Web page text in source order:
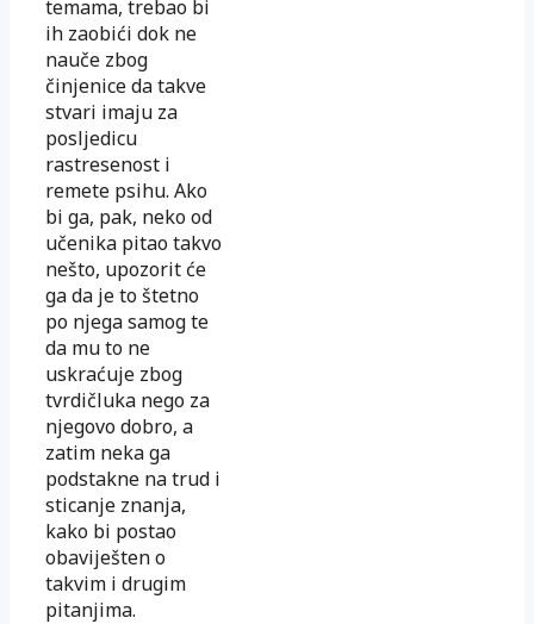
temama, trebao bi
ih zaobići dok ne
nauče zbog
činjenice da takve
stvari imaju za
posljedicu
rastresenost i
remete psihu. Ako
bi ga, pak, neko od
učenika pitao takvo
nešto, upozorit će
ga da je to štetno
po njega samog te
da mu to ne
uskraćuje zbog
tvrdičluka nego za
njegovo dobro, a
zatim neka ga
podstakne na trud i
sticanje znanja,
kako bi postao
obaviješten o
takvim i drugim
pitanjima.